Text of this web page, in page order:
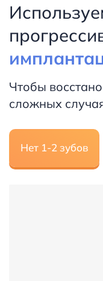
Чтобы
сложных
Нет 1-2 зубов